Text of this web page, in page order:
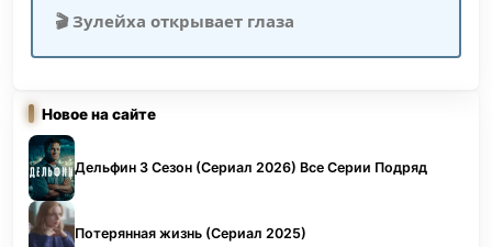
🎬 Зулейха открывает глаза
Новое на сайте
Дельфин 3 Сезон (Сериал 2026) Все Серии Подряд
Потерянная жизнь (Сериал 2025)